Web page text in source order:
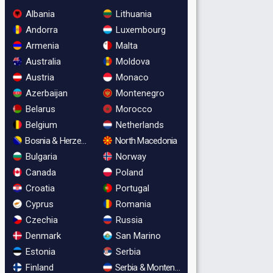
Albania
Andorra
Armenia
Australia
Austria
Azerbaijan
Belarus
Belgium
Bosnia & Herzegovina
Bulgaria
Canada
Croatia
Cyprus
Czechia
Denmark
Estonia
Finland
Lithuania
Luxembourg
Malta
Moldova
Monaco
Montenegro
Morocco
Netherlands
North Macedonia
Norway
Poland
Portugal
Romania
Russia
San Marino
Serbia
Serbia & Montenegro